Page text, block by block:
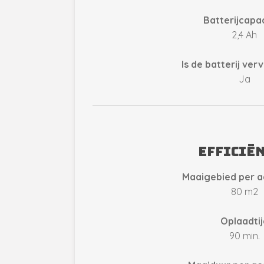
2,4 Ah
Is de batterij
Ja
Maaigebied per
80 m2
90 min.